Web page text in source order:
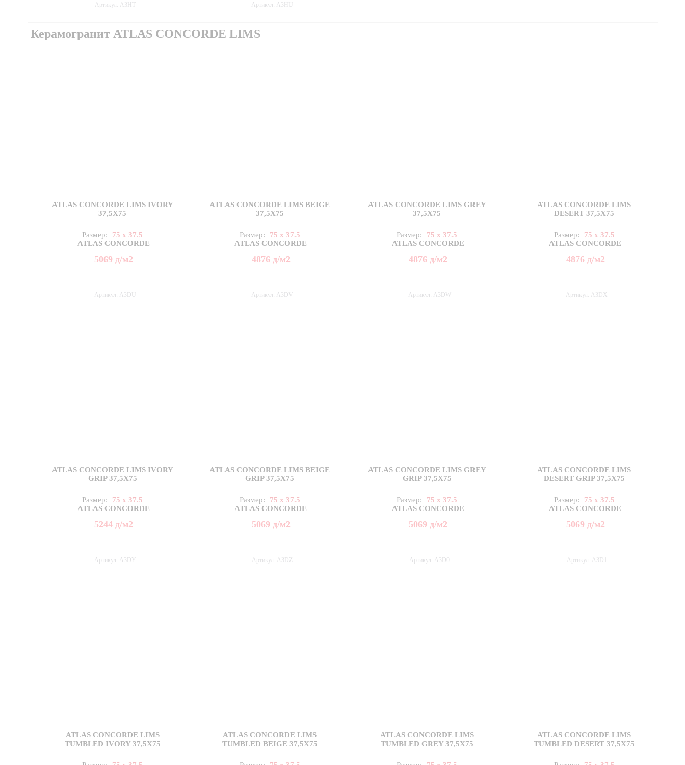
Артикул: A3HT Артикул: A3HU
Керамогранит ATLAS CONCORDE LIMS
ATLAS CONCORDE LIMS IVORY
37,5X75
Размер:
75 x 37.5
ATLAS CONCORDE
5069д/м2
Артикул: A3DU
ATLAS CONCORDE LIMS BEIGE
37,5X75
Размер:
75 x 37.5
ATLAS CONCORDE
4876 д/м2
Артикул: A3DV
ATLAS CONCORDE LIMS GREY
37,5X75
Размер:
75 x 37.5
ATLAS CONCORDE
4876д/м2
Артикул: A3DW
ATLAS CONCORDE LIMS
DESERT 37,5X75
Размер:
75 x 37.5
ATLAS CONCORDE
4876 д/м2
Артикул: A3DX
ATLAS CONCORDE LIMS IVORY
GRIP 37,5X75
Размер:
75 x 37.5
ATLAS CONCORDE
5244д/м2
Артикул: A3DY
ATLAS CONCORDE LIMS BEIGE
GRIP 37,5X75
Размер:
75 x 37.5
ATLAS CONCORDE
5069 д/м2
Артикул: A3DZ
ATLAS CONCORDE LIMS GREY
GRIP 37,5X75
Размер:
75 x 37.5
ATLAS CONCORDE
5069д/м2
Артикул: A3D0
ATLAS CONCORDE LIMS
DESERT GRIP 37,5X75
Размер:
75 x 37.5
ATLAS CONCORDE
5069 д/м2
Артикул: A3D1
ATLAS CONCORDE LIMS
TUMBLED IVORY 37,5X75
ATLAS CONCORDE LIMS
TUMBLED BEIGE 37,5X75
ATLAS CONCORDE LIMS
TUMBLED GREY 37,5X75
ATLAS CONCORDE LIMS
TUMBLED DESERT 37,5X75